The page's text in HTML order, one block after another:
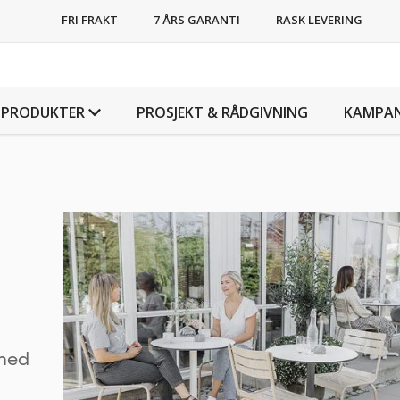
FRI FRAKT 7 ÅRS GARANTI RASK LEVERING
PRODUKTER PROSJEKT & RÅDGIVNING